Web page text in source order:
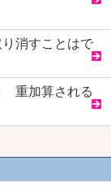
消すことはで
重加算される